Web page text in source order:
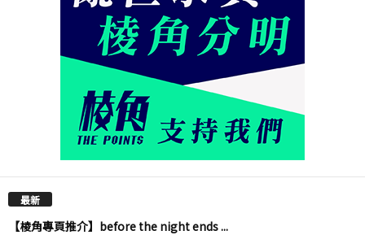
最新
【棱角專頁推介】before the night ends ...